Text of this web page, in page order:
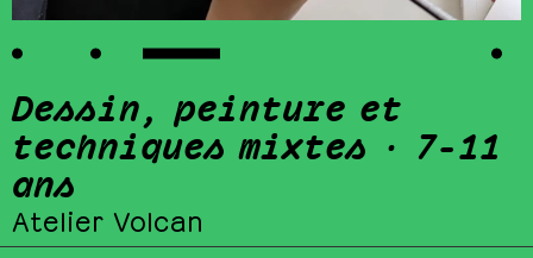
Dessin, peinture et
techniques mixtes · 7-11
ans
Atelier Volcan